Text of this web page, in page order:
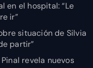
en el hospital: “Le
ir”
situación de Silvia
partir”
revela nuevos